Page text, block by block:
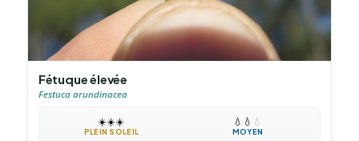
Fétuque élevée
Festuca arundinacea
☀️☀️☀️
PLEIN SOLEIL
💧 💧 💧
MOYEN